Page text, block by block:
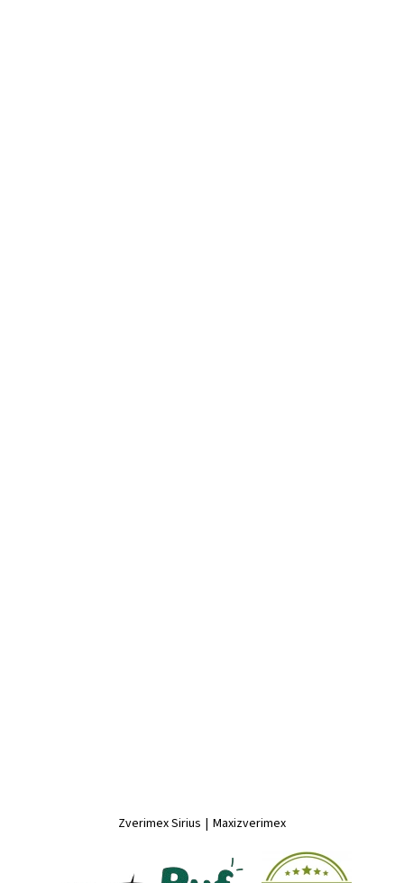
Zverimex Sirius | Maxizverimex